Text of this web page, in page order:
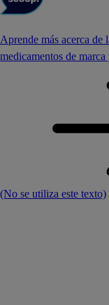
Aprende más acerca de
medicamentos de
(No se utiliza este texto)